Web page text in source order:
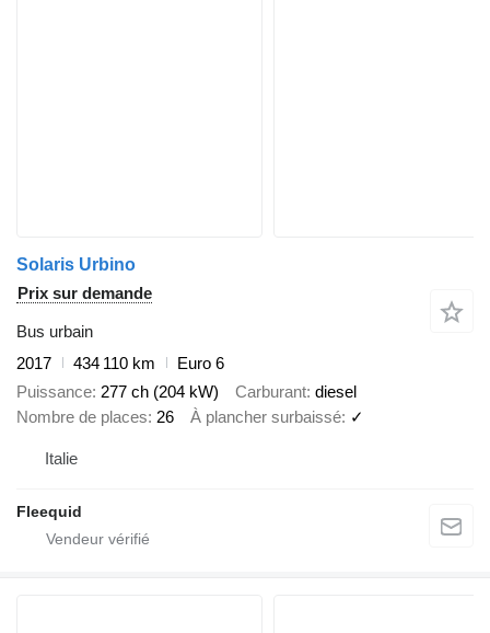
Solaris Urbino
Prix sur demande
Bus urbain
2017
434 110 km
Euro 6
Puissance 277 ch (204 kW) Carburant diesel
Nombre de places 26 À plancher surbaissé ✓
Italie
Fleequid